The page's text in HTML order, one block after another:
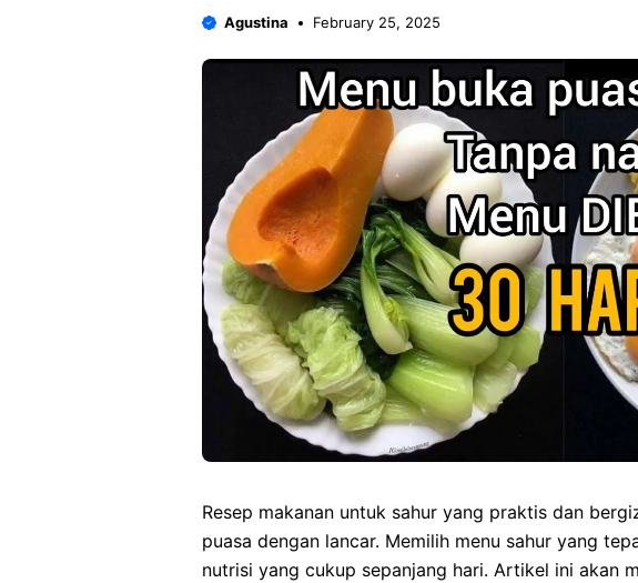
Agustina February 25, 2025
Resep makanan untuk sahur yang praktis dan
puasa dengan lancar. Memilih menu sahur yang
nutrisi yang cukup sepanjang hari. Artikel ini akan